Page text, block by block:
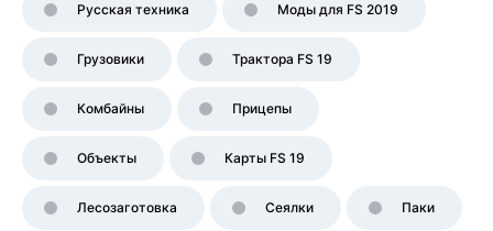
Русская техника Моды для FS 2019
Грузовики Трактора FS 19
Комбайны Прицепы
Объекты Карты FS 19
Лесозаготовка Сеялки Паки